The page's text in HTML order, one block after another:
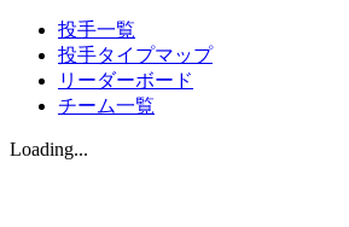
投手一覧
投手タイプマップ
リーダーボード
チーム一覧
Loading...